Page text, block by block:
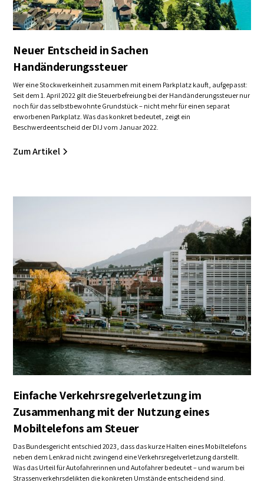
Neuer Entscheid in Sachen
Handänderungssteuer
Wer eine Stockwerkeinheit zusammen mit einem Parkplatz kauft, aufgepasst:
Seit dem 1. April 2022 gilt die Steuerbefreiung bei der Handänderungssteuer nur
noch für das selbstbewohnte Grundstück – nicht mehr für einen separat
erworbenen Parkplatz. Was das konkret bedeutet, zeigt ein
Beschwerdeentscheid der DIJ vom Januar 2022.
Zum Artikel
Einfache Verkehrsregelverletzung im
Zusammenhang mit der Nutzung eines
Mobiltelefons am Steuer
Das Bundesgericht entschied 2023, dass das kurze Halten eines Mobiltelefons
neben dem Lenkrad nicht zwingend eine Verkehrsregelverletzung darstellt.
Was das Urteil für Autofahrerinnen und Autofahrer bedeutet – und warum bei
Strassenverkehrsdelikten die konkreten Umstände entscheidend sind.